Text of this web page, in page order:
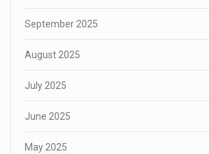
September 2025
August 2025
July 2025
June 2025
May 2025